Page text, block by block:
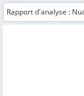
Rapport d'analyse :